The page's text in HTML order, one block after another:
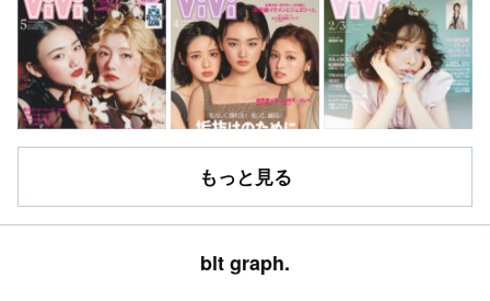
もっと見る
blt graph.